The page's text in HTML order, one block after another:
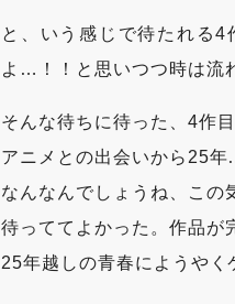
と、いう感じで待たれる
よ…！！と思いつつ時は流
そんな待ちに待った、4作目
アニメとの出会いから25
なんなんでしょうね、この
待っててよかった。作品が
25年越しの青春にようや